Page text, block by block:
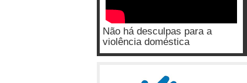
Não há desculpas para a
violência doméstica